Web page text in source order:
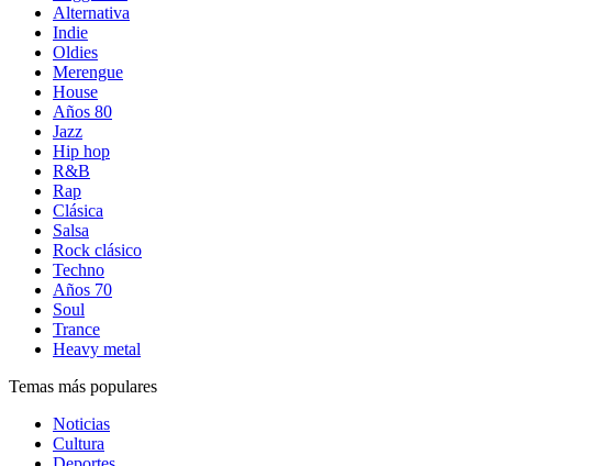
Alternativa
Indie
Oldies
Merengue
House
Años 80
Jazz
Hip hop
R&B
Rap
Clásica
Salsa
Rock clásico
Techno
Años 70
Soul
Trance
Heavy metal
Temas más populares
Noticias
Cultura